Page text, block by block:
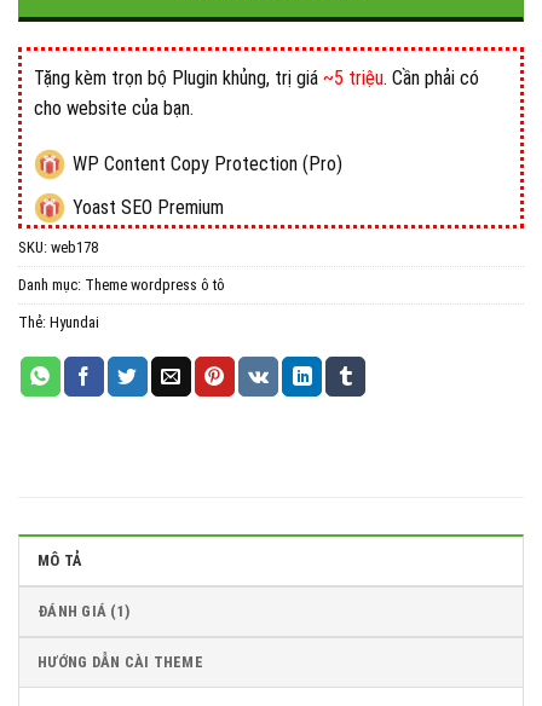
Tặng kèm trọn bộ Plugin khủng, trị giá ~5 triệu. Cần phải có
cho website của bạn.
WP Content Copy Protection (Pro)
Yoast SEO Premium
All in One WP Migration Unlimited Extension
iThemes Security Pro
SKU: web178
Danh mục: Theme wordpress ô tô
Thẻ: Hyundai
MÔ TẢ
ĐÁNH GIÁ (1)
HƯỚNG DẪN CÀI THEME